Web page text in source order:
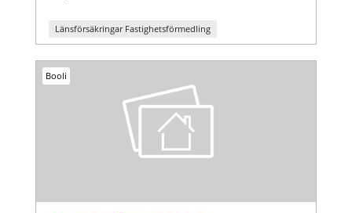
Länsförsäkringar Fastighetsförmedling
Booli